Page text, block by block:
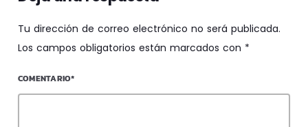
Tu dirección de correo electrónico no será publicada.
Los campos obligatorios están marcados con *
COMENTARIO*